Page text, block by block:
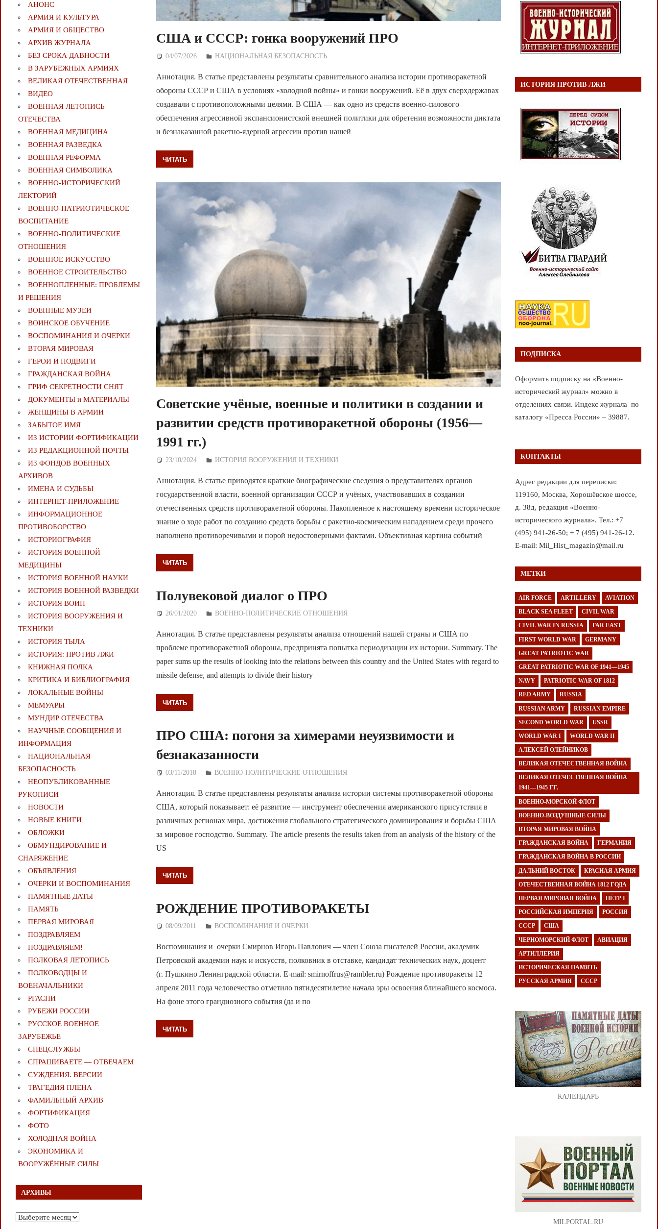
США и СССР: гонка вооружений ПРО
04/07/2026 Дежурный по Редакции
НАЦИОНАЛЬНАЯ БЕЗОПАСНОСТЬ
Аннотация. В статье представлены результаты сравнительного анализа истории противоракетной
обороны СССР и США в условиях «холодной войны» и гонки вооружений. Её в двух сверхдержавах
создавали с противоположными целями. В США — как одно из средств военно-силового
обеспечения агрессивной экспансионистской внешней политики для обретения возможности диктата
и безнаказанной ракетно-ядерной агрессии против нашей
ЧИТАТЬ
Советские учёные, военные и политики в создании и
развитии средств противоракетной обороны (1956—
1991 гг.)
23/10/2024 Дежурный по Редакции
ИСТОРИЯ ВООРУЖЕНИЯ И ТЕХНИКИ
Аннотация. В статье приводятся краткие биографические сведения о представителях органов
государственной власти, военной организации СССР и учёных, участвовавших в создании
отечественных средств противоракетной обороны. Накопленное к настоящему времени историческое
знание о ходе работ по созданию средств борьбы с ракетно-космическим нападением среди прочего
наполнено противоречивыми и порой недостоверными фактами. Объективная картина событий
ЧИТАТЬ
Полувековой диалог о ПРО
26/01/2020 Дежурный по Редакции
ВОЕННО-ПОЛИТИЧЕСКИE ОТНОШЕНИЯ
Аннотация. В статье представлены результаты анализа отношений нашей страны и США по
проблеме противоракетной обороны, предпринята попытка периодизации их истории. Summary. The
paper sums up the results of looking into the relations between this country and the United States with regard to
missile defense, and attempts to divide their history
ЧИТАТЬ
ПРО США: погоня за химерами неуязвимости и
безнаказанности
03/11/2018 Дежурный по Редакции
ВОЕННО-ПОЛИТИЧЕСКИE ОТНОШЕНИЯ
Аннотация. В статье представлены результаты анализа истории системы противоракетной обороны
США, который показывает: её развитие — инструмент обеспечения американского присутствия в
различных регионах мира, достижения глобального стратегического доминирования и борьбы США
за мировое господство. Summary. The article presents the results taken from an analysis of the history of the
US
ЧИТАТЬ
РОЖДЕНИЕ ПРОТИВОРАКЕТЫ
08/09/2011 Дежурный по Редакции
ВОСПОМИНАНИЯ И ОЧЕРКИ
Воспоминания и очерки Смирнов Игорь Павлович — член Союза писателей России, академик
Петровской академии наук и искусств, полковник в отставке, кандидат технических наук, доцент
(г. Пушкино Ленинградской области. E-mail: smirnoffrus@rambler.ru) Рождение противоракеты 12
апреля 2011 года человечество отметило пятидесятилетие начала эры освоения ближайшего космоса.
На фоне этого грандиозного события (да и по
ЧИТАТЬ
АНОНС
АРМИЯ И КУЛЬТУРА
АРМИЯ И ОБЩЕСТВО
АРХИВ ЖУРНАЛА
БЕЗ СРОКА ДАВНОСТИ
В ЗАРУБЕЖНЫХ АРМИЯХ
ВЕЛИКАЯ ОТЕЧЕСТВЕННАЯ
ВИДЕО
ВОЕННАЯ ЛЕТОПИСЬ
ОТЕЧЕСТВА
ВОЕННАЯ МЕДИЦИНА
ВОЕННАЯ РАЗВЕДКА
ВОЕННАЯ РЕФОРМА
ВОЕННАЯ СИМВОЛИКА
ВОЕННО-ИСТОРИЧЕСКИЙ
ЛЕКТОРИЙ
ВОЕННО-ПАТРИОТИЧЕСКОЕ
ВОСПИТАНИЕ
ВОЕННО-ПОЛИТИЧЕСКИE
ОТНОШЕНИЯ
ВОЕННОЕ ИСКУССТВО
ВОЕННОЕ СТРОИТЕЛЬСТВО
ВОЕННОПЛЕННЫЕ: ПРОБЛЕМЫ
И РЕШЕНИЯ
ВОЕННЫЕ МУЗЕИ
ВОИНСКОЕ ОБУЧЕНИЕ
ВОСПОМИНАНИЯ И ОЧЕРКИ
ВТОРАЯ МИРОВАЯ
ГЕРОИ И ПОДВИГИ
ГРАЖДАНСКАЯ ВОЙНА
ГРИФ СЕКРЕТНОСТИ СНЯТ
ДОКУМЕНТЫ и МАТЕРИАЛЫ
ЖЕНЩИНЫ В АРМИИ
ЗАБЫТОЕ ИМЯ
ИЗ ИСТОРИИ ФОРТИФИКАЦИИ
ИЗ РЕДАКЦИОННОЙ ПОЧТЫ
ИЗ ФОНДОВ ВОЕННЫХ
АРХИВОВ
ИМЕНА И СУДЬБЫ
ИНТЕРНЕТ-ПРИЛОЖЕНИЕ
ИНФОРМАЦИОННОЕ
ПРОТИВОБОРСТВО
ИСТОРИОГРАФИЯ
ИСТОРИЯ ВОЕННОЙ
МЕДИЦИНЫ
ИСТОРИЯ ВОЕННОЙ НАУКИ
ИСТОРИЯ ВОЕННОЙ РАЗВЕДКИ
ИСТОРИЯ ВОИН
ИСТОРИЯ ВООРУЖЕНИЯ И
ТЕХНИКИ
ИСТОРИЯ ТЫЛА
ИСТОРИЯ: ПРОТИВ ЛЖИ
КНИЖНАЯ ПОЛКА
КРИТИКА И БИБЛИОГРАФИЯ
ЛОКАЛЬНЫЕ ВОЙНЫ
МЕМУАРЫ
МУНДИР ОТЕЧЕСТВА
НАУЧНЫЕ СООБЩЕНИЯ И
ИНФОРМАЦИЯ
НАЦИОНАЛЬНАЯ
БЕЗОПАСНОСТЬ
НЕОПУБЛИКОВАННЫЕ
РУКОПИСИ
НОВОСТИ
НОВЫЕ КНИГИ
ОБЛОЖКИ
ОБМУНДИРОВАНИЕ И
СНАРЯЖЕНИЕ
ОБЪЯВЛЕНИЯ
ОЧЕРКИ И ВОСПОМИНАНИЯ
ПАМЯТНЫЕ ДАТЫ
ПАМЯТЬ
ПЕРВАЯ МИРОВАЯ
ПОЗДРАВЛЯЕМ
ПОЗДРАВЛЯЕМ!
ПОЛКОВАЯ ЛЕТОПИСЬ
ПОЛКОВОДЦЫ И
ВОЕНАЧАЛЬНИКИ
РГАСПИ
РУБЕЖИ РОССИИ
РУССКОЕ ВОЕННОЕ
ЗАРУБЕЖЬЕ
СПЕЦСЛУЖБЫ
СПРАШИВАЕТЕ — ОТВЕЧАЕМ
СУЖДЕНИЯ. ВЕРСИИ
ТРАГЕДИЯ ПЛЕНА
ФАМИЛЬНЫЙ АРХИВ
ФОРТИФИКАЦИЯ
ФОТО
ХОЛОДНАЯ ВОЙНА
ЭКОНОМИКА И
ВООРУЖЁННЫЕ СИЛЫ
АРХИВЫ
Архивы
ИСТОРИЯ ПРОТИВ ЛЖИ
ПОДПИСКА
Оформить подписку на «Военно-
исторический журнал» можно в
отделениях связи. Индекс журнала по
каталогу «Пресса России» – 39887.
КОНТАКТЫ
Адрес редакции для переписки:
119160, Москва, Хорошёвское шоссе,
д. 38д, редакция «Военно-
исторического журнала». Тел.: +7
(495) 941-26-50; + 7 (495) 941-26-12.
E-mail: Mil_Hist_magazin@mail.ru
МЕТКИ
AIR FORCE ARTILLERY AVIATION
BLACK SEA FLEET CIVIL WAR
CIVIL WAR IN RUSSIA FAR EAST
FIRST WORLD WAR GERMANY
GREAT PATRIOTIC WAR
GREAT PATRIOTIC WAR OF 1941—1945
NAVY PATRIOTIC WAR OF 1812
RED ARMY RUSSIA
RUSSIAN ARMY RUSSIAN EMPIRE
SECOND WORLD WAR USSR
WORLD WAR I WORLD WAR II
АЛЕКСЕЙ ОЛЕЙНИКОВ
ВЕЛИКАЯ ОТЕЧЕСТВЕННАЯ ВОЙНА
ВЕЛИКАЯ ОТЕЧЕСТВЕННАЯ ВОЙНА
1941—1945 ГГ.
ВОЕННО-МОРСКОЙ ФЛОТ
ВОЕННО-ВОЗДУШНЫЕ СИЛЫ
ВТОРАЯ МИРОВАЯ ВОЙНА
ГРАЖДАНСКАЯ ВОЙНА ГЕРМАНИЯ
ГРАЖДАНСКАЯ ВОЙНА В РОССИИ
ДАЛЬНИЙ ВОСТОК КРАСНАЯ АРМИЯ
ОТЕЧЕСТВЕННАЯ ВОЙНА 1812 ГОДА
ПЕРВАЯ МИРОВАЯ ВОЙНА ПЁТР I
РОССИЙСКАЯ ИМПЕРИЯ РОССИЯ
СССР США
ЧЕРНОМОРСКИЙ ФЛОТ АВИАЦИЯ
АРТИЛЛЕРИЯ
ИСТОРИЧЕСКАЯ ПАМЯТЬ
РУССКАЯ АРМИЯ СССР
КАЛЕНДАРЬ
MILPORTAL.RU